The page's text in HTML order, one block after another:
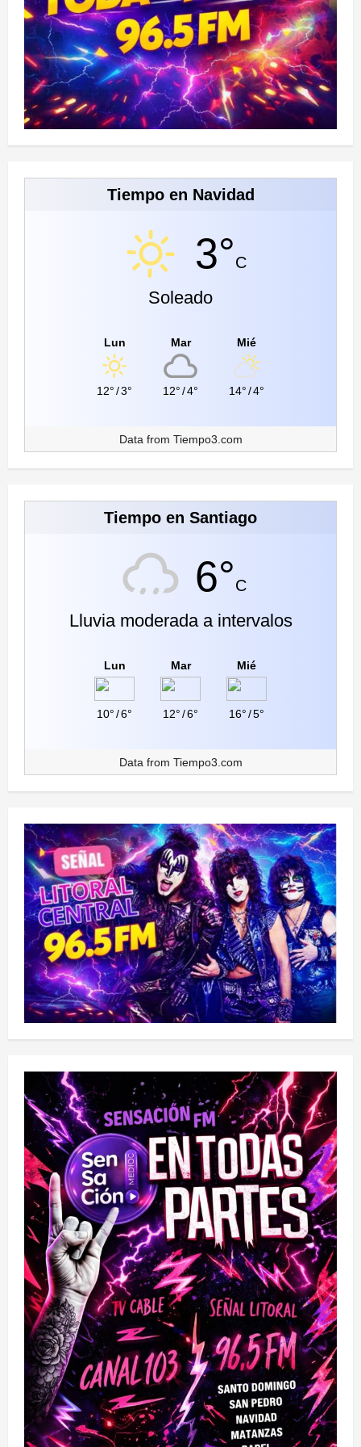
Tiempo en Navidad
3°C
Soleado
Lun
12°/3°
Mar
12°/4°
Mié
14°/4°
Data from Tiempo3.com
Tiempo en Santiago
6°C
Lluvia moderada a intervalos
Lun
10°/6°
Mar
12°/6°
Mié
16°/5°
Data from Tiempo3.com